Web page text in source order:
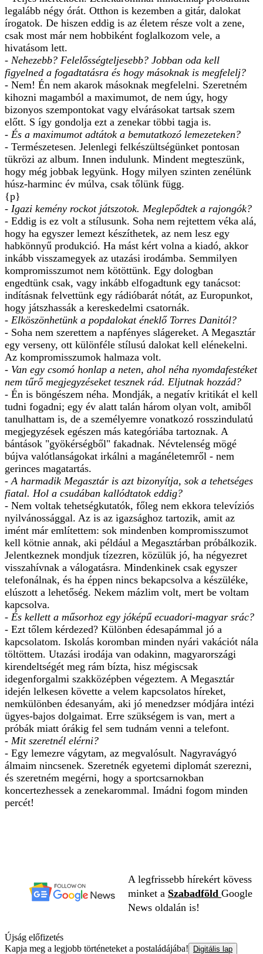
legalább négy órát. Otthon is kezemben a gitár, dalokat
írogatok. De hiszen eddig is az életem része volt a zene,
csak most már nem hobbiként foglalkozom vele, a
hivatásom lett.
- Nehezebb? Felelősségteljesebb? Jobban oda kell
figyelned a fogadtatásra és hogy másoknak is megfelelj?
- Nem! Én nem akarok másoknak megfelelni. Szeretném
kihozni magamból a maximumot, de nem úgy, hogy
bizonyos szempontokat vagy elvárásokat tartsak szem
előtt. S így gondolja ezt a zenekar többi tagja is.
- És a maximumot adtátok a bemutatkozó lemezeteken?
- Természetesen. Jelenlegi felkészültségünket pontosan
tükrözi az album. Innen indulunk. Mindent megteszünk,
hogy még jobbak legyünk. Hogy milyen szinten zenélünk
húsz-harminc év múlva, csak tőlünk függ.
{p}
- Igazi kemény rockot játszotok. Meglepődtek a rajongók?
- Eddig is ez volt a stílusunk. Soha nem rejtettem véka alá,
hogy ha egyszer lemezt készíthetek, az nem lesz egy
habkönnyű produkció. Ha mást kért volna a kiadó, akkor
inkább visszamegyek az utazási irodámba. Semmilyen
kompromisszumot nem kötöttünk. Egy dologban
engedtünk csak, vagy inkább elfogadtunk egy tanácsot:
indításnak felvettünk egy rádióbarát nótát, az Europunkot,
hogy játszhassák a kereskedelmi csatornák.
- Elköszönhetünk a popdalokat éneklő Torres Danitól?
- Soha nem szerettem a napfényes slágereket. A Megasztár
egy verseny, ott különféle stílusú dalokat kell elénekelni.
Az kompromisszumok halmaza volt.
- Van egy csomó honlap a neten, ahol néha nyomdafestéket
nem tűrő megjegyzéseket tesznek rád. Eljutnak hozzád?
- Én is böngészem néha. Mondják, a negatív kritikát el kell
tudni fogadni; egy év alatt talán három olyan volt, amiből
tanulhattam is, de a személyemre vonatkozó rosszindulatú
megjegyzések egészen más kategóriába tartoznak. A
bántások "gyökérségből" fakadnak. Névtelenség mögé
bújva valótlanságokat irkálni a magánéletemről - nem
gerinces magatartás.
- A harmadik Megasztár is azt bizonyítja, sok a tehetséges
fiatal. Hol a csudában kallódtatok eddig?
- Nem voltak tehetségkutatók, főleg nem ekkora televíziós
nyilvánossággal. Az is az igazsághoz tartozik, amit az
imént már említettem: sok mindenben kompromisszumot
kell kötnie annak, aki például a Megasztárban próbálkozik.
Jelentkeznek mondjuk tízezren, közülük jó, ha négyezret
visszahívnak a válogatásra. Mindenkinek csak egyszer
telefonálnak, és ha éppen nincs bekapcsolva a készüléke,
elúszott a lehetőség. Nekem mázlim volt, mert be voltam
kapcsolva.
- És kellett a műsorhoz egy jóképű ecuadori-magyar srác?
- Ezt tőlem kérdezed? Különben édesapámmal jó a
kapcsolatom. Iskolás koromban minden nyári vakációt nála
töltöttem. Utazási irodája van odakinn, magyarországi
kirendeltségét meg rám bízta, hisz mégiscsak
idegenforgalmi szakközépben végeztem. A Megasztár
idején lelkesen követte a velem kapcsolatos híreket,
nemkülönben édesanyám, aki jó menedzser módjára intézi
ügyes-bajos dolgaimat. Erre szükségem is van, mert a
próbák miatt órákig fel sem tudnám venni a telefont.
- Mit szeretnél elérni?
- Egy lemezre vágytam, az megvalósult. Nagyravágyó
álmaim nincsenek. Szeretnék egyetemi diplomát szerezni,
és szeretném megérni, hogy a sportcsarnokban
koncertezhessek a zenekarommal. Imádni fogom minden
percét!
A legfrissebb hírekért kövess
minket a Szabadföld Google
News oldalán is!
Újság előfizetés
Kapja meg a legjobb történeteket a postaládájába!
Digitális lap